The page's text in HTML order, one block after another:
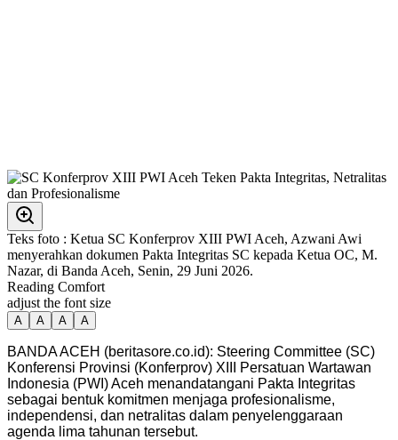
Teks foto : Ketua SC Konferprov XIII PWI Aceh, Azwani Awi
menyerahkan dokumen Pakta Integritas SC kepada Ketua OC, M.
Nazar, di Banda Aceh, Senin, 29 Juni 2026.
Reading Comfort
adjust the font size
A A A A
BANDA ACEH (beritasore.co.id): Steering Committee (SC)
Konferensi Provinsi (Konferprov) XIII Persatuan Wartawan
Indonesia (PWI) Aceh menandatangani Pakta Integritas
sebagai bentuk komitmen menjaga profesionalisme,
independensi, dan netralitas dalam penyelenggaraan
agenda lima tahunan tersebut.